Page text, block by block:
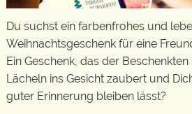
Du suchst ein farbenfrohes und
Weihnachtsgeschenk für eine
Ein Geschenk, das der
Lächeln ins Gesicht zaubert und
guter Erinnerung bleiben lässt?